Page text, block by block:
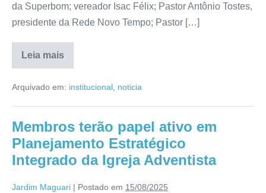
da Superbom; vereador Isac Félix; Pastor Antônio Tostes,
presidente da Rede Novo Tempo; Pastor […]
Leia mais
Arquivado em: institucional noticia
Membros terão papel ativo em
Planejamento Estratégico
Integrado da Igreja Adventista
Jardim Maguari | Postado em 15/08/2025